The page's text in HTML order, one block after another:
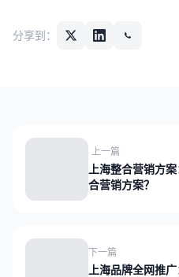
分享到：
上一篇
上海整合营销方
合营销方案？
下一篇
上海品牌全网推